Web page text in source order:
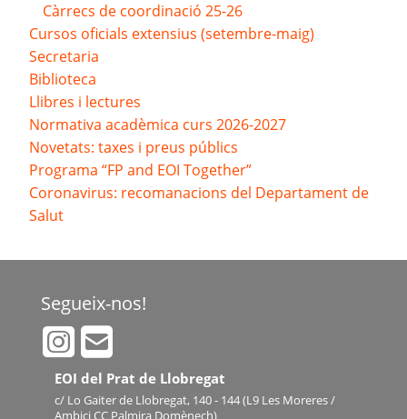
Càrrecs de coordinació 25-26
Cursos oficials extensius (setembre-maig)
Secretaria
Biblioteca
Llibres i lectures
Normativa acadèmica curs 2026-2027
Novetats: taxes i preus públics
Programa “FP and EOI Together”
Coronavirus: recomanacions del Departament de
Salut
Segueix-nos!
EOI del Prat de Llobregat
c/ Lo Gaiter de Llobregat, 140 - 144 (L9 Les Moreres /